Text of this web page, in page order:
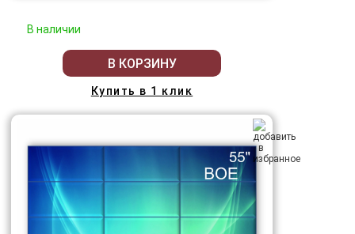
В наличии
В КОРЗИНУ
Купить в 1 клик